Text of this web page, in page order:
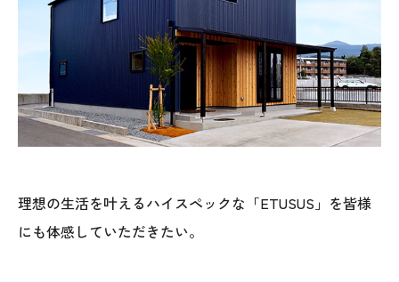
理想の生活を叶えるハイスペックな「ETUSUS」を皆様
にも体感していただきたい。